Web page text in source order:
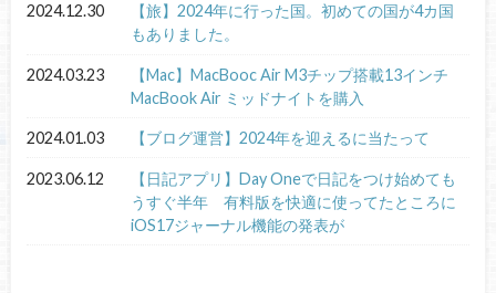
2024.12.30
【旅】2024年に行った国。初めての国が4カ国
もありました。
2024.03.23
【Mac】MacBooc Air M3チップ搭載13インチ
MacBook Air ミッドナイトを購入
2024.01.03 【ブログ運営】2024年を迎えるに当たって
2023.06.12
【日記アプリ】Day Oneで日記をつけ始めても
うすぐ半年 有料版を快適に使ってたところに
iOS17ジャーナル機能の発表が